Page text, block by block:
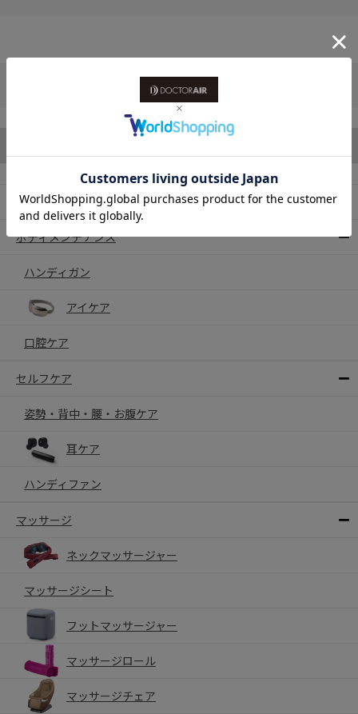
付属品（種類で選ぶ） >付属品（リモコン）
【付属品／リモコン (PK)】3Dスーパーブレード スマート SB-003
製品一覧
ボディメンテナンス
ハンディガン
アイケア
口腔ケア
セルフケア
姿勢・背中・腰・お腹ケア
耳ケア
ハンディファン
マッサージ
ネックマッサージャー
マッサージシート
フットマッサージャー
マッサージロール
マッサージチェア